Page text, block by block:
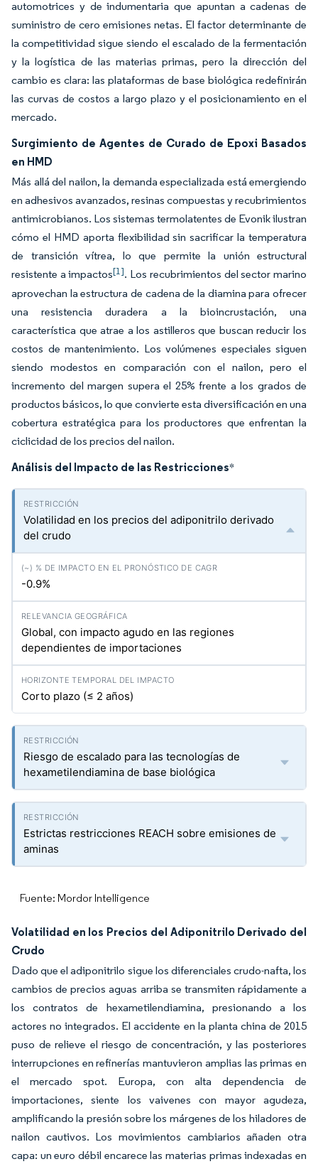
automotrices y de indumentaria que apuntan a cadenas de
suministro de cero emisiones netas. El factor determinante de
la competitividad sigue siendo el escalado de la fermentación
y la logística de las materias primas, pero la dirección del
cambio es clara: las plataformas de base biológica redefinirán
las curvas de costos a largo plazo y el posicionamiento en el
mercado.
Surgimiento de Agentes de Curado de Epoxi Basados
en HMD
Más allá del nailon, la demanda especializada está emergiendo
en adhesivos avanzados, resinas compuestas y recubrimientos
antimicrobianos. Los sistemas termolatentes de Evonik ilustran
cómo el HMD aporta flexibilidad sin sacrificar la temperatura
de transición vítrea, lo que permite la unión estructural
resistente a impactos[1]. Los recubrimientos del sector marino
aprovechan la estructura de cadena de la diamina para ofrecer
una resistencia duradera a la bioincrustación, una
característica que atrae a los astilleros que buscan reducir los
costos de mantenimiento. Los volúmenes especiales siguen
siendo modestos en comparación con el nailon, pero el
incremento del margen supera el 25% frente a los grados de
productos básicos, lo que convierte esta diversificación en una
cobertura estratégica para los productores que enfrentan la
ciclicidad de los precios del nailon.
Análisis del Impacto de las Restricciones*
Volatilidad en los precios del adiponitrilo derivado
del crudo
-0.9%
Global, con impacto agudo en las regiones
dependientes de importaciones
Corto plazo (≤ 2 años)
Riesgo de escalado para las tecnologías de
hexametilendiamina de base biológica
Estrictas restricciones REACH sobre emisiones de
aminas
Fuente: Mordor Intelligence
Volatilidad en los Precios del Adiponitrilo Derivado del
Crudo
Dado que el adiponitrilo sigue los diferenciales crudo-nafta, los
cambios de precios aguas arriba se transmiten rápidamente a
los contratos de hexametilendiamina, presionando a los
actores no integrados. El accidente en la planta china de 2015
puso de relieve el riesgo de concentración, y las posteriores
interrupciones en refinerías mantuvieron amplias las primas en
el mercado spot. Europa, con alta dependencia de
importaciones, siente los vaivenes con mayor agudeza,
amplificando la presión sobre los márgenes de los hiladores de
nailon cautivos. Los movimientos cambiarios añaden otra
capa: un euro débil encarece las materias primas indexadas en